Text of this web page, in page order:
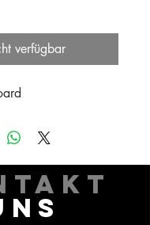
verfügbar